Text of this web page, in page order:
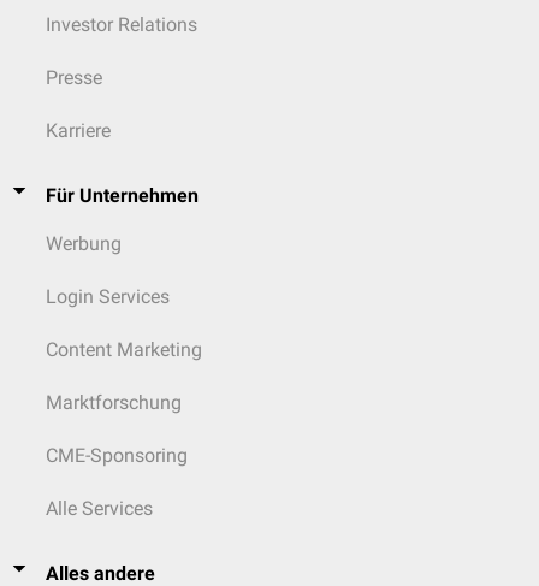
Investor Relations
Presse
Karriere
Für Unternehmen
Werbung
Login Services
Content Marketing
Marktforschung
CME-Sponsoring
Alle Services
Alles andere